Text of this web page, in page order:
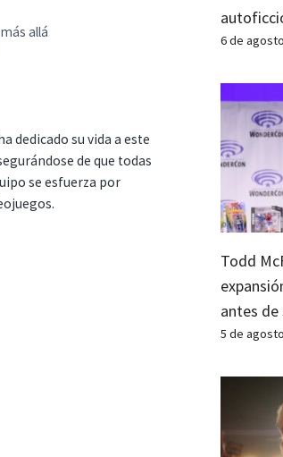
allá
dedicado su vida a este
de que todas
se esfuerza por
6 de
Todd
antes de
5 de